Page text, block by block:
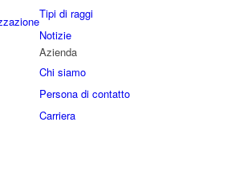
Tipi di raggi
Notizie
Azienda
Chi siamo
Persona di contatto
Carriera